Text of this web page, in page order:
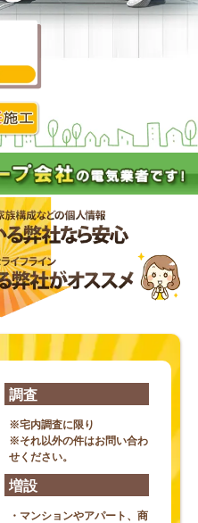
調査
※宅内調査に限り
※それ以外の件はお問い合わ
せください。
増設
・マンションやアパート、商